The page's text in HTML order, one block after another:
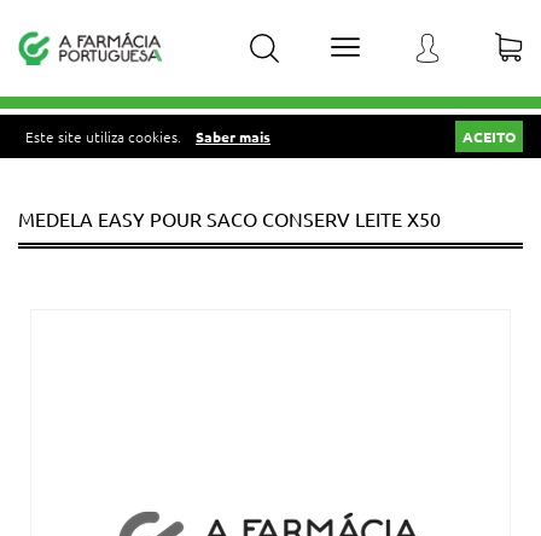
Este site utiliza cookies. Saber mais ACEITO
MEDELA EASY POUR SACO CONSERV LEITE X50